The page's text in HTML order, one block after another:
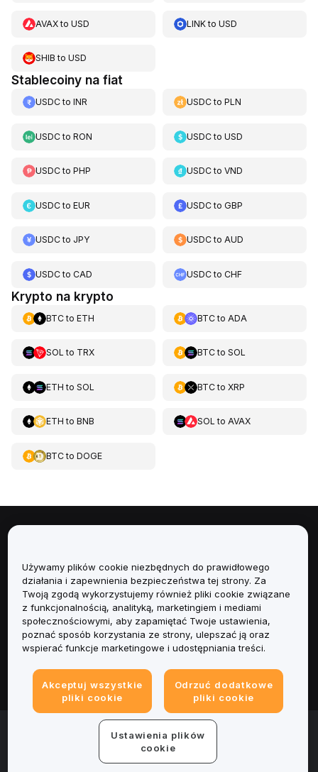
AVAXto USD LINKtoUSD
SHIB to USD
Stablecoiny na fiat
USDCto INR USDCtoPLN
USDCto RON USDCtoUSD
USDCto PHP USDCtoVND
USDCto EUR USDCtoGBP
USDCto JPY USDCtoAUD
USDCto CAD USDCtoCHF
Krypto na krypto
BTCto ETH BTCto ADA
SOL to TRX BTCto SOL
ETH to SOL BTCto XRP
ETH to BNB SOL to AVAX
BTCto DOGE
Usługi
Obsługa Klienta
Produkty
Informacje prawne
© 2025-2026 Bybit.eu. All rights reserved.
Warunki świadczenia usług | Polityka Prywatności
firmy (Impressum)
Centrum preferencji plików cookie
Używamy plików cookie niezbędnych do prawidłowego
działania i zapewnienia bezpieczeństwa tej strony. Za
Twoją zgodą wykorzystujemy również pliki cookie związane
z funkcjonalnością, analityką, marketingiem i mediami
społecznościowymi, aby zapamiętać Twoje ustawienia,
poznać sposób korzystania ze strony, ulepszać ją oraz
wspierać funkcje marketingowe i udostępniania treści.
Akceptuj wszystkie
pliki cookie
Odrzuć dodatkowe
pliki cookie
Ustawienia plików
cookie